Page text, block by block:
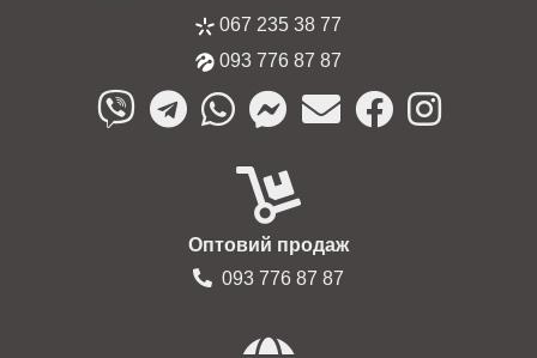
067 235 38 77
093 776 87 87
Оптовий продаж
093 776 87 87